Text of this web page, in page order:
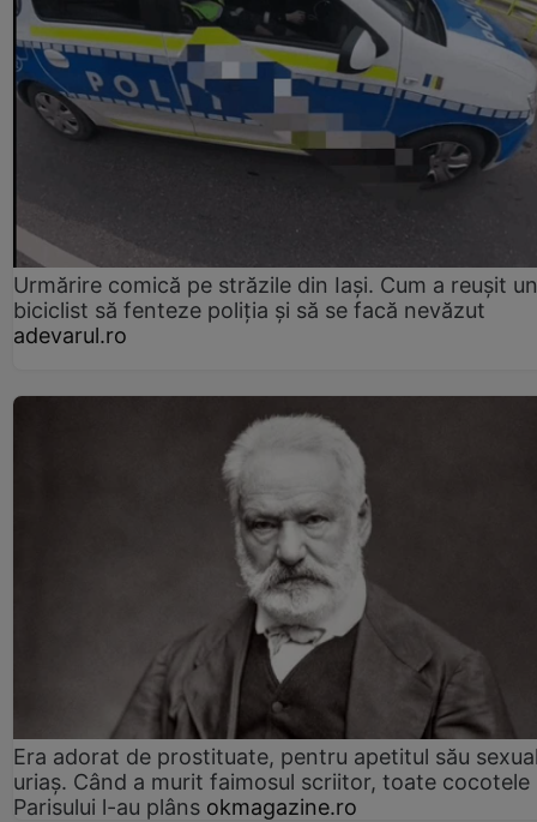
Urmărire comică pe străzile din Iași. Cum a reușit un
biciclist să fenteze poliția și să se facă nevăzut
adevarul.ro
Era adorat de prostituate, pentru apetitul său
uriaș. Când a murit faimosul scriitor, toate cocotele
Parisului l-au plâns okmagazine.ro